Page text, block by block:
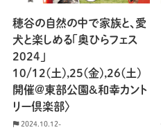
穂谷の自然の中で家族と、愛
犬と楽しめる「奥ひらフェス
2024」
10/12(土),25(金),26(土)
開催@東部公園&和幸カント
リー倶楽部〉
2024.10.12-